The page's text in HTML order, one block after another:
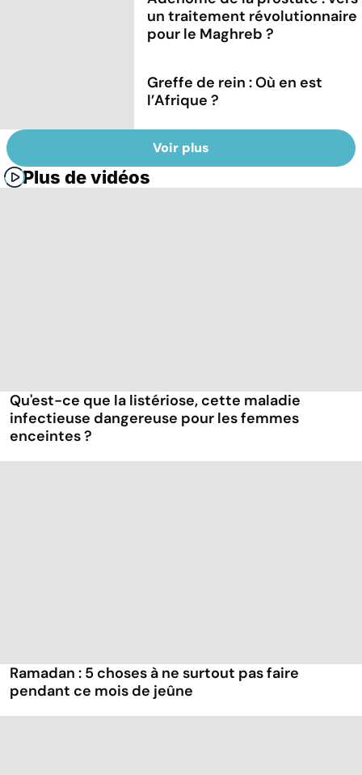
un traitement révolutionnaire
pour le Maghreb ?
Greffe de rein : Où en est
l’Afrique ?
Voir plus
Plus de vidéos
Qu'est-ce que la listériose, cette maladie
infectieuse dangereuse pour les femmes
enceintes ?
Ramadan : 5 choses à ne surtout pas faire
pendant ce mois de jeûne